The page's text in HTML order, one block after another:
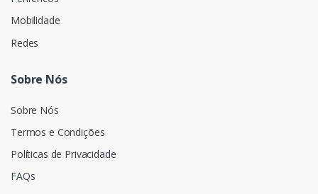
Mobilidade
Redes
Sobre Nós
Sobre Nós
Termos e Condições
Políticas de Privacidade
FAQs